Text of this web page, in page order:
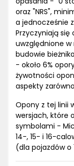
oraz "NRS",
a jednocześnie
Przyczyniają się
uwzględnione
budowie
- około 6%
żywotności
aspekty
Opony z tej linii
wersjach, które
symbolami -
14-, 15- i 16-
(dla pojazdów